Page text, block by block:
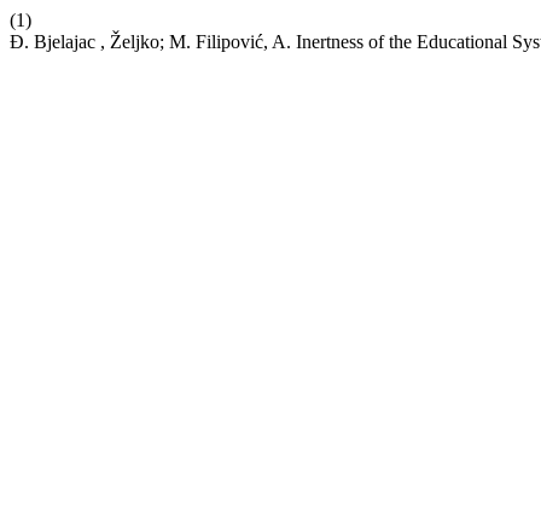
(1)
Đ. Bjelajac , Željko; M. Filipović, A. Inertness of the Educational